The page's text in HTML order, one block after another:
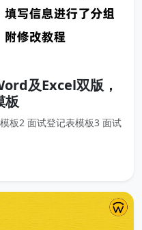
及Excel双版，
板
板2 面试登记表模板3 面试